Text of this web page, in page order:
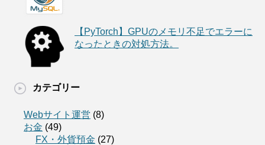
【PyTorch】GPUのメモリ不足でエラーに
なったときの対処方法。
カテゴリー
Webサイト運営 (8)
お金 (49)
FX・外貨預金 (27)